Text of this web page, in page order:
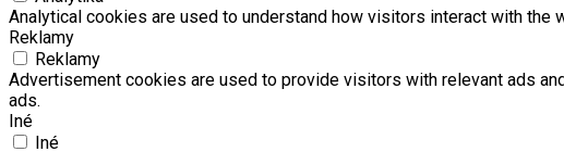
Analytical cookies are used to understand how visitors interact with
Reklamy
Reklamy
Advertisement cookies are used to provide visitors with relevant ads
ads.
Iné
Iné